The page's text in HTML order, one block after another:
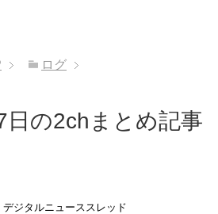
ログ
日の2chまとめ記事
ジタルニューススレッド